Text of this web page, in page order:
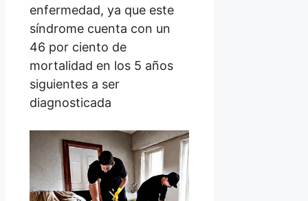
enfermedad, ya que este
síndrome cuenta con un
46 por ciento de
mortalidad en los 5 años
siguientes a ser
diagnosticada